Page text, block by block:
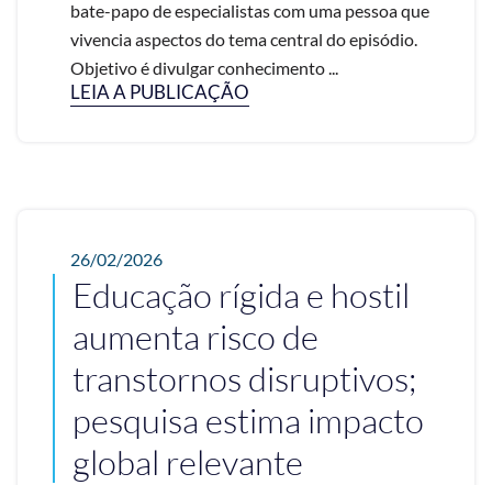
bate-papo de especialistas com uma pessoa que
vivencia aspectos do tema central do episódio.
Objetivo é divulgar conhecimento ...
LEIA A PUBLICAÇÃO
26/02/2026
Educação rígida e hostil
aumenta risco de
transtornos disruptivos;
pesquisa estima impacto
global relevante